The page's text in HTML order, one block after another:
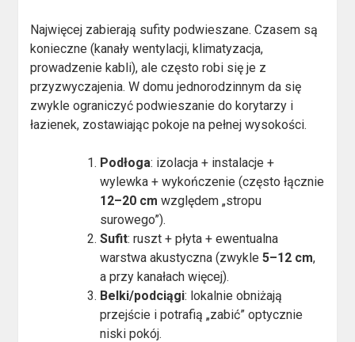
Najwięcej zabierają sufity podwieszane. Czasem są
konieczne (kanały wentylacji, klimatyzacja,
prowadzenie kabli), ale często robi się je z
przyzwyczajenia. W domu jednorodzinnym da się
zwykle ograniczyć podwieszanie do korytarzy i
łazienek, zostawiając pokoje na pełnej wysokości.
Podłoga: izolacja + instalacje +
wylewka + wykończenie (często łącznie
12–20 cm względem „stropu
surowego”).
Sufit: ruszt + płyta + ewentualna
warstwa akustyczna (zwykle5–12 cm,
a przy kanałach więcej).
Belki/podciągi: lokalnie obniżają
przejście i potrafią „zabić” optycznie
niski pokój.